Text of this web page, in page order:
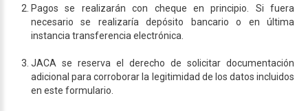
Pagos se realizarán con cheque en principio. Si fuera
necesario se realizaría depósito bancario o en última
instancia transferencia electrónica.
JACA se reserva el derecho de solicitar documentación
adicional para corroborar la legitimidad de los datos incluidos
en este formulario.